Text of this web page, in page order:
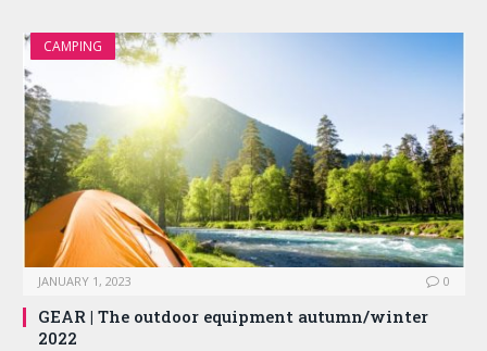
CAMPING
JANUARY 1, 2023 0
GEAR | The outdoor equipment autumn/winter
2022